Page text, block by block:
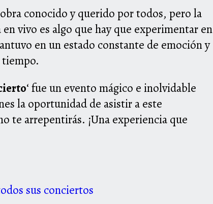
conocido y querido por todos, pero la
vivo es algo que hay que experimentar en
en un estado constante de emoción y
‘ fue un evento mágico e inolvidable
la oportunidad de asistir a este
te arrepentirás. ¡Una experiencia que
sus conciertos